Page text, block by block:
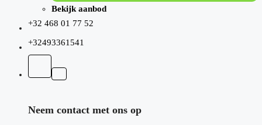
Bekijk aanbod
+32 468 01 77 52
+32493361541
Neem contact met ons op